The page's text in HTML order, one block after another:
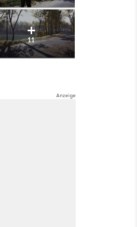
11